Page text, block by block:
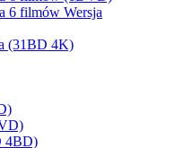
6 filmów Wersja
(31BD 4K)
4BD)